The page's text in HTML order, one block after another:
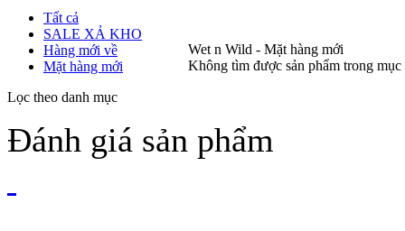
Tất cả
SALE XẢ KHO
Hàng mới về
Mặt hàng mới
Lọc theo danh mục
Wet n Wild - Mặt hàng mới
Không tìm được sản phẩm trong mục
Đánh giá sản phẩm